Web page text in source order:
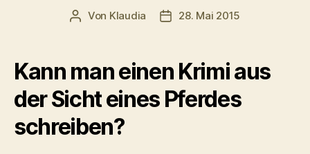
Beitragsautor
Von Klaudia Veröffentlichungsdatum
28. Mai 2015
Kann man einen Krimi aus
der Sicht eines Pferdes
schreiben?